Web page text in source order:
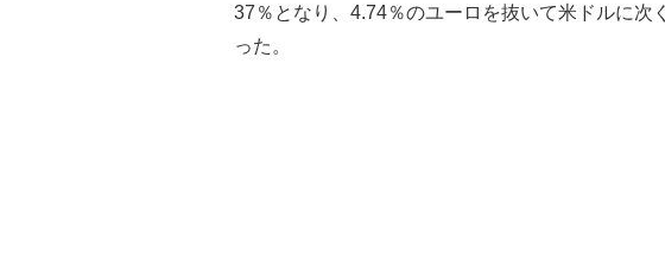
37％となり、4.74％のユーロを抜いて米ドルに次
った。